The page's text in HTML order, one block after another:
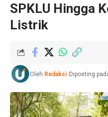
SPKLU Hingga
Listrik
Oleh: Redaksi Diposting